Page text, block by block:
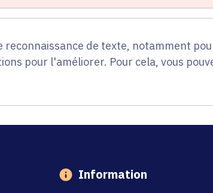
reconnaissance de texte, notamment
pour l'améliorer. Pour cela, vous
Information